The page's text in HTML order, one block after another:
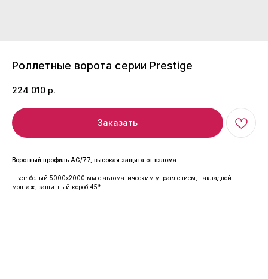
Роллетные ворота серии Prestige
224 010 р.
Заказать
Воротный профиль AG/77, высокая защита от взлома
Цвет: белый 5000x2000 мм с автоматическим управлением, накладной
монтаж, защитный короб 45°